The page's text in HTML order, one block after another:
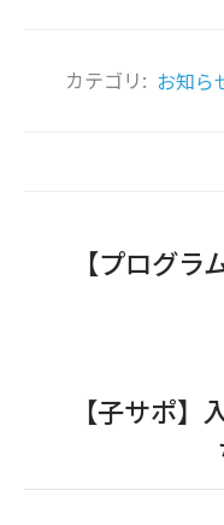
カテゴリ: お知ら
【プログ
【子サポ】